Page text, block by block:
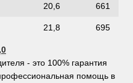
20,6 661
21,8 695
- это 100% гарантия
помощь в